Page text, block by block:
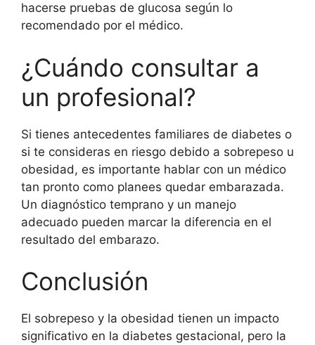
hacerse pruebas de glucosa según lo
recomendado por el médico.
¿Cuándo consultar a
un profesional?
Si tienes antecedentes familiares de diabetes o
si te consideras en riesgo debido a sobrepeso u
obesidad, es importante hablar con un médico
tan pronto como planees quedar embarazada.
Un diagnóstico temprano y un manejo
adecuado pueden marcar la diferencia en el
resultado del embarazo.
Conclusión
El sobrepeso y la obesidad tienen un impacto
significativo en la diabetes gestacional, pero la